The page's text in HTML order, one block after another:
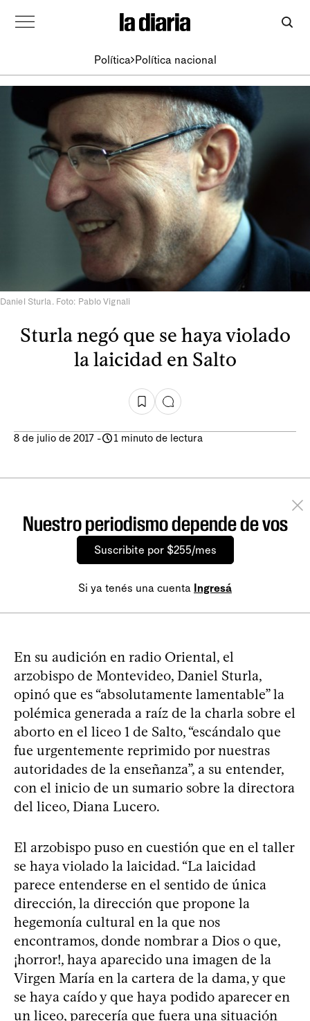
Política Política nacional
Daniel Sturla. Foto: Pablo Vignali
Sturla negó que se haya violado
la laicidad en Salto
8 de julio de 2017 - 1 minuto de lectura
Nuestro periodismo depende de vos
Suscribite por $255/mes
Si ya tenés una cuenta Ingresá
En su audición en radio Oriental, el
arzobispo de Montevideo, Daniel Sturla,
opinó que es “absolutamente lamentable” la
polémica generada a raíz de la charla sobre el
aborto en el liceo 1 de Salto, “escándalo que
fue urgentemente reprimido por nuestras
autoridades de la enseñanza”, a su entender,
con el inicio de un sumario sobre la directora
del liceo, Diana Lucero.
El arzobispo puso en cuestión que en el taller
se haya violado la laicidad. “La laicidad
parece entenderse en el sentido de única
dirección, la dirección que propone la
hegemonía cultural en la que nos
encontramos, donde nombrar a Dios o que,
¡horror!, haya aparecido una imagen de la
Virgen María en la cartera de la dama, y que
se haya caído y que haya podido aparecer en
un liceo, parecería que fuera una situación